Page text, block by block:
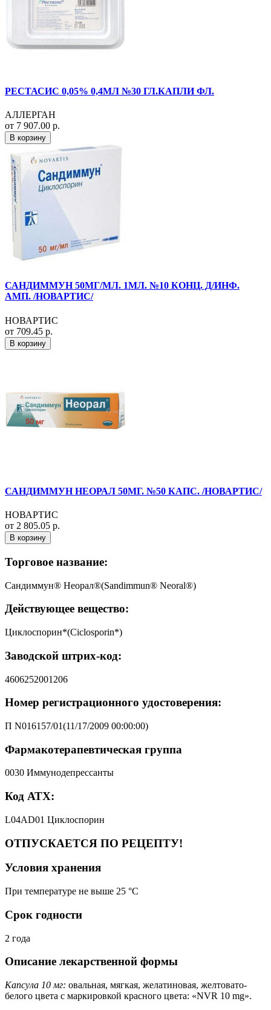
РЕСТАСИС 0,05% 0,4МЛ №30 ГЛ.КАПЛИ ФЛ.
АЛЛЕРГАН
от 7 907.00 р.
В корзину
САНДИММУН 50МГ/МЛ. 1МЛ. №10 КОНЦ. Д/ИНФ.
АМП. /НОВАРТИС/
НОВАРТИС
от 709.45 р.
В корзину
САНДИММУН НЕОРАЛ 50МГ. №50 КАПС. /НОВАРТИС/
НОВАРТИС
от 2 805.05 р.
В корзину
Торговое название:
Сандиммун® Неорал®(Sandimmun® Neoral®)
Действующее вещество:
Циклоспорин*(Ciclosporin*)
Заводской штрих-код:
4606252001206
Номер регистрационного удостоверения:
П N016157/01(11/17/2009 00:00:00)
Фармакотерапевтическая группа
0030 Иммунодепрессанты
Код АТХ:
L04AD01 Циклоспорин
ОТПУСКАЕТСЯ ПО РЕЦЕПТУ!
Условия хранения
При температуре не выше 25 °C
Срок годности
2 года
Описание лекарственной формы
Капсула 10 мг: овальная, мягкая, желатиновая, желтовато-
белого цвета с маркировкой красного цвета: «NVR 10 mg».